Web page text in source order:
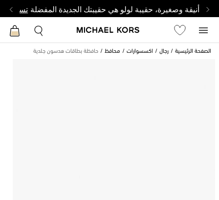
أنيقة وصغيرة، حقيبة لولو هي حقيبتك الجديدة المفضلة تسوق
الصفحة الرئيسية رجال اكسسوارات محافظ حافظة بطاقات هدسون جلدية